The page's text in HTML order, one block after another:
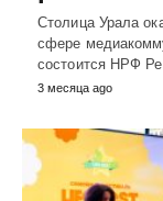
Столица Урала
сфере
состоится НРФ
3 месяца ago